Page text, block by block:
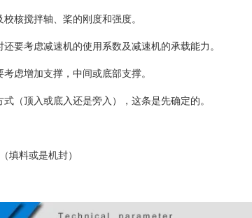
核搅拌轴、桨的刚度和强度。
要考虑减速机的使用系数及减速机的承载能力。
虑增加支撑，中间或底部支撑。
（顶入或底入还是旁入），这条是先确定的。
填料或是机封）